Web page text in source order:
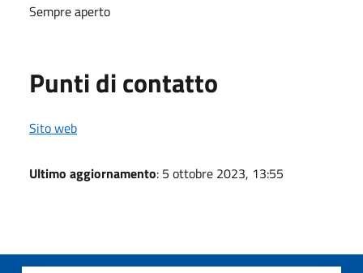
Sempre aperto
Punti di contatto
Sito web
Ultimo aggiornamento: 5 ottobre 2023, 13:55